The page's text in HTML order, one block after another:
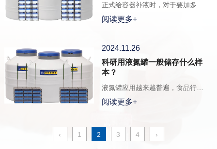
正式给容器补液时，对于要加多少
液氮，没有一个具体的概念
阅读更多+
2024.11.26
科研用液氮罐一般储存什么样
本？
液氮罐应用越来越普遍，食品行业
的冰激凌，美容上的点痣祛斑
阅读更多+
‹ 1 2 3 4 ›